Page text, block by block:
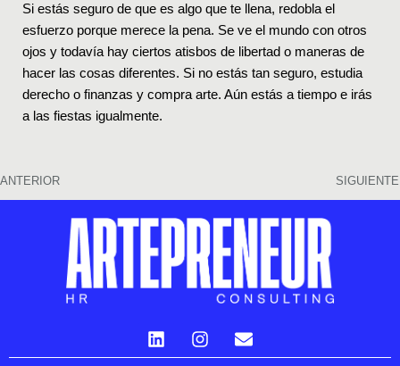
Si estás seguro de que es algo que te llena, redobla el
esfuerzo porque merece la pena. Se ve el mundo con otros
ojos y todavía hay ciertos atisbos de libertad o maneras de
hacer las cosas diferentes. Si no estás tan seguro, estudia
derecho o finanzas y compra arte. Aún estás a tiempo e irás
a las fiestas igualmente.
ANTERIOR SIGUIENTE